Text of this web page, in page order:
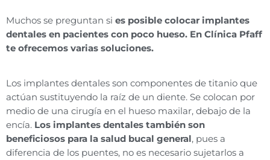
Muchos se preguntan si es posible colocar implantes
dentales en pacientes con poco hueso. En Clínica Pfaff
te ofrecemos varias soluciones.
Los implantes dentales son componentes de titanio que
actúan sustituyendo la raíz de un diente. Se colocan por
medio de una cirugía en el hueso maxilar, debajo de la
encía. Los implantes dentales también son
beneficiosos para la salud bucal general, pues a
diferencia de los puentes, no es necesario sujetarlos a